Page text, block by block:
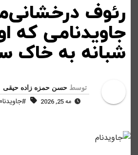
رئوف
جاویدنامی که
شبانه به خاک
توسط حسن حمزه زاده حیقی
مه 25, 2026